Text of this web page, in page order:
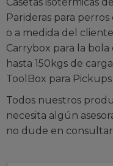
Parideras para
o a medida del
Carrybox para la
hasta 150kgs de
ToolBox para
Todos nuestros
necesita algún
no dude en